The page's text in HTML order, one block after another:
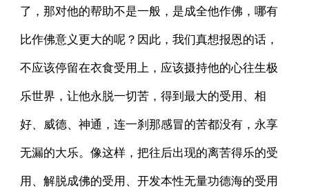
了，那对他的帮助不是一般，是成全他作佛，哪有
比作佛意义更大的呢？因此，我们真想报恩的话，
不应该停留在衣食受用上，应该摄持他的心往生极
乐世界，让他永脱一切苦，得到最大的受用、相
好、威德、神通，连一刹那感冒的苦都没有，永享
无漏的大乐。像这样，把往后出现的离苦得乐的受
用、解脱成佛的受用、开发本性无量功德海的受用